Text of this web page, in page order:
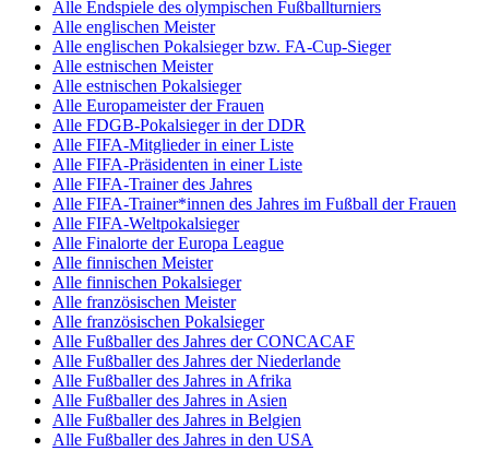
Alle Endspiele des olympischen Fußballturniers
Alle englischen Meister
Alle englischen Pokalsieger bzw. FA-Cup-Sieger
Alle estnischen Meister
Alle estnischen Pokalsieger
Alle Europameister der Frauen
Alle FDGB-Pokalsieger in der DDR
Alle FIFA-Mitglieder in einer Liste
Alle FIFA-Präsidenten in einer Liste
Alle FIFA-Trainer des Jahres
Alle FIFA-Trainer*innen des Jahres im Fußball der Frauen
Alle FIFA-Weltpokalsieger
Alle Finalorte der Europa League
Alle finnischen Meister
Alle finnischen Pokalsieger
Alle französischen Meister
Alle französischen Pokalsieger
Alle Fußballer des Jahres der CONCACAF
Alle Fußballer des Jahres der Niederlande
Alle Fußballer des Jahres in Afrika
Alle Fußballer des Jahres in Asien
Alle Fußballer des Jahres in Belgien
Alle Fußballer des Jahres in den USA